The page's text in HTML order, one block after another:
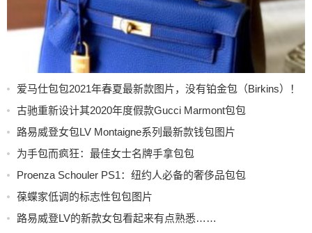
爱马仕包包2021年春夏最新款图片，没有铂金包（Birkins）！
古驰重新设计其2020年度假款Gucci Marmont包包
路易威登女包LV Montaigne系列最新款钱包图片
为手包而疯狂：最佳女士名牌手拿包包
Proenza Schouler PS1：纽约人必备的奢侈品包包
葆蝶家低调的标志性包包图片
路易威登LV的新款女包看起来有点熟悉……